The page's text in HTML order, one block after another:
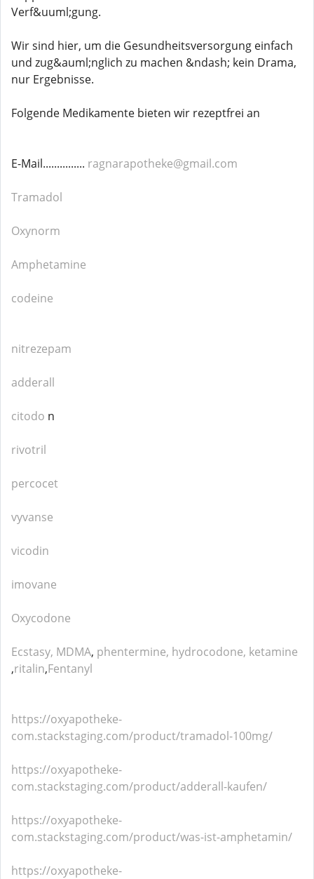
Verf&uuml;gung.
Wir sind hier, um die Gesundheitsversorgung einfach
und zug&auml;nglich zu machen &ndash; kein Drama,
nur Ergebnisse.
Folgende Medikamente bieten wir rezeptfrei an
E-Mail............... ragnarapotheke@gmail.com
Tramadol
Oxynorm
Amphetamine
codeine
nitrezepam
adderall
citodo n
rivotril
percocet
vyvanse
vicodin
imovane
Oxycodone
Ecstasy, MDMA, phentermine, hydrocodone, ketamine
,ritalin,Fentanyl
https://oxyapotheke-
com.stackstaging.com/product/tramadol-100mg/
https://oxyapotheke-
com.stackstaging.com/product/adderall-kaufen/
https://oxyapotheke-
com.stackstaging.com/product/was-ist-amphetamin/
https://oxyapotheke-